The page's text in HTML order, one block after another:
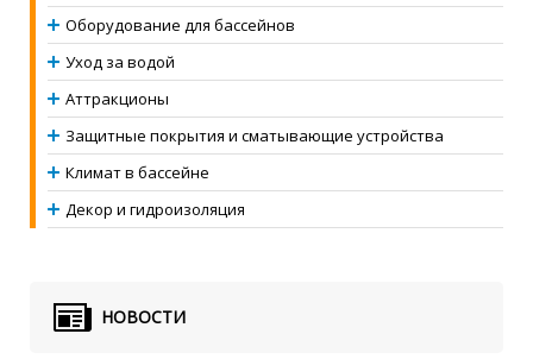
Оборудование для бассейнов
Уход за водой
Аттракционы
Защитные покрытия и сматывающие устройства
Климат в бассейне
Декор и гидроизоляция
НОВОСТИ